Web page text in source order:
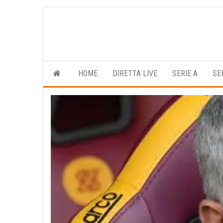
HOME DIRETTA LIVE SERIE A